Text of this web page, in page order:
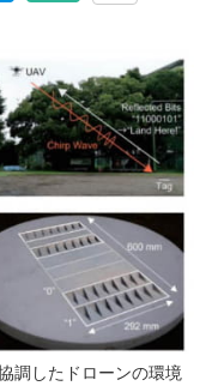
調したドローンの環境